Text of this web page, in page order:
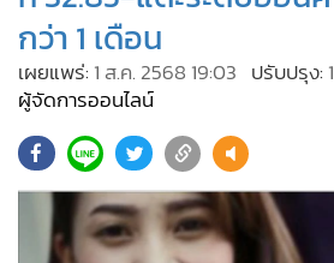
Online Section
• บันเทิง
• ผู้จัดการรายวัน
• ละคร
CbizReview
Cyber BIZ
กว่า 1 เดือน
เผยแพร่: 1 ส.ค. 2568 19:03 ปรับปรุง:
ผู้จัดการออนไลน์